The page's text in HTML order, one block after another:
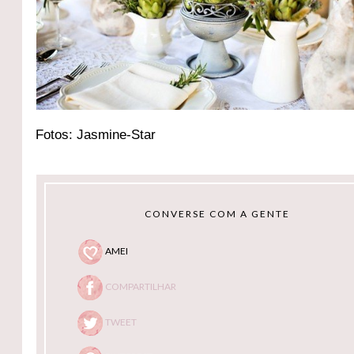
Fotos: Jasmine-Star
CONVERSE COM A GENTE
AMEI
COMPARTILHAR
TWEET